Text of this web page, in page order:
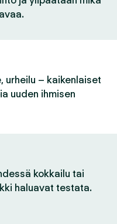
urheilu – kaikenlaiset
uuden ihmisen
kokkailu tai
haluavat testata.